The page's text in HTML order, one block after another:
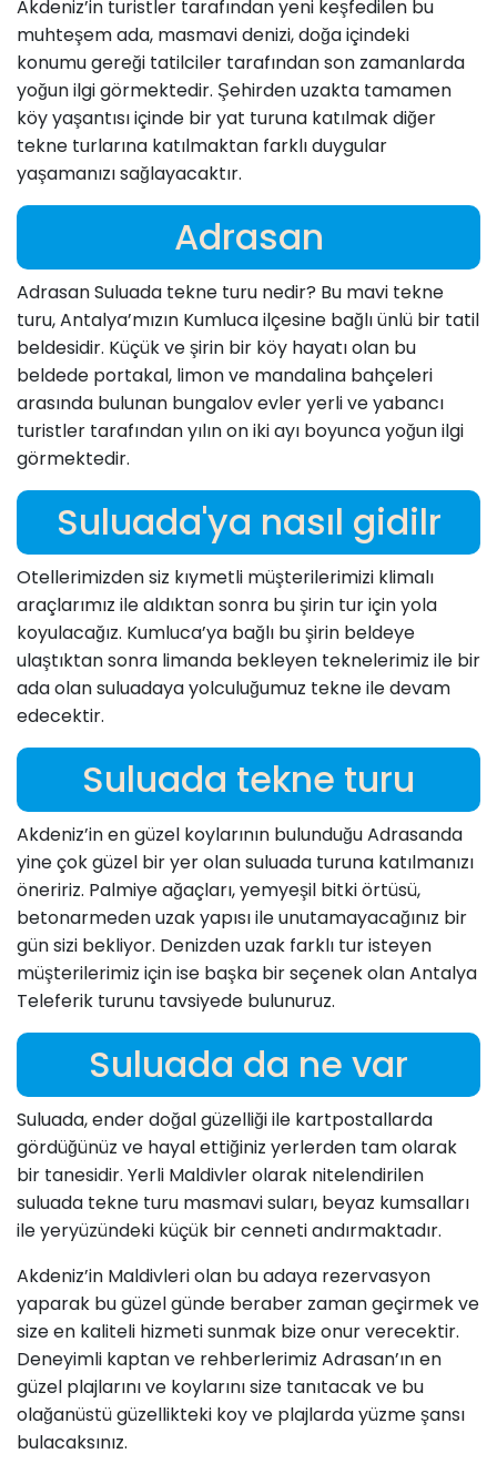
Akdeniz’in turistler tarafından yeni keşfedilen bu
muhteşem ada, masmavi denizi, doğa içindeki
konumu gereği tatilciler tarafından son zamanlarda
yoğun ilgi görmektedir. Şehirden uzakta tamamen
köy yaşantısı içinde bir yat turuna katılmak diğer
tekne turlarına katılmaktan farklı duygular
yaşamanızı sağlayacaktır.
Adrasan
Adrasan Suluada tekne turu nedir? Bu mavi tekne
turu, Antalya’mızın Kumluca ilçesine bağlı ünlü bir tatil
beldesidir. Küçük ve şirin bir köy hayatı olan bu
beldede portakal, limon ve mandalina bahçeleri
arasında bulunan bungalov evler yerli ve yabancı
turistler tarafından yılın on iki ayı boyunca yoğun ilgi
görmektedir.
Suluada'ya nasıl gidilr
Otellerimizden siz kıymetli müşterilerimizi klimalı
araçlarımız ile aldıktan sonra bu şirin tur için yola
koyulacağız. Kumluca’ya bağlı bu şirin beldeye
ulaştıktan sonra limanda bekleyen teknelerimiz ile bir
ada olan suluadaya yolculuğumuz tekne ile devam
edecektir.
Suluada tekne turu
Akdeniz’in en güzel koylarının bulunduğu Adrasanda
yine çok güzel bir yer olan suluada turuna katılmanızı
öneririz. Palmiye ağaçları, yemyeşil bitki örtüsü,
betonarmeden uzak yapısı ile unutamayacağınız bir
gün sizi bekliyor. Denizden uzak farklı tur isteyen
müşterilerimiz için ise başka bir seçenek olan Antalya
Teleferik turunu tavsiyede bulunuruz.
Suluada da ne var
Suluada, ender doğal güzelliği ile kartpostallarda
gördüğünüz ve hayal ettiğiniz yerlerden tam olarak
bir tanesidir. Yerli Maldivler olarak nitelendirilen
suluada tekne turu masmavi suları, beyaz kumsalları
ile yeryüzündeki küçük bir cenneti andırmaktadır.
Akdeniz’in Maldivleri olan bu adaya rezervasyon
yaparak bu güzel günde beraber zaman geçirmek ve
size en kaliteli hizmeti sunmak bize onur verecektir.
Deneyimli kaptan ve rehberlerimiz Adrasan’ın en
güzel plajlarını ve koylarını size tanıtacak ve bu
olağanüstü güzellikteki koy ve plajlarda yüzme şansı
bulacaksınız.